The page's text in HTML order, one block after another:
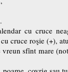
cu cruce
cruce roşie (+),
sfînt mare